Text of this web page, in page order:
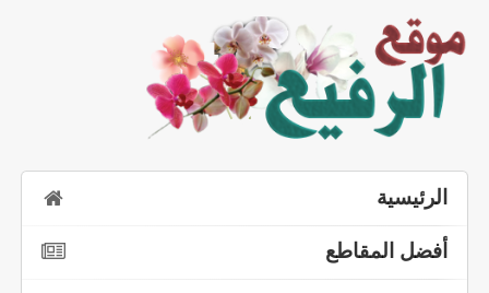
الرئيسية
أفضل المقاطع